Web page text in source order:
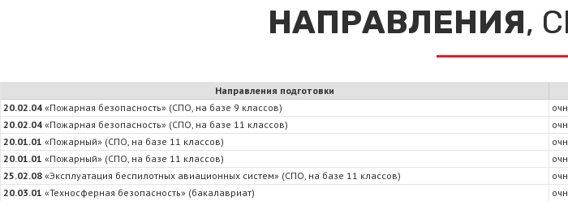
НАПРАВЛЕНИЯ,
Направления подготовки
20.02.04 «Пожарная безопасность» (СПО, на базе 9 классов)
20.02.04 «Пожарная безопасность» (СПО, на базе 11 классов)
20.01.01 «Пожарный» (СПО, на базе 11 классов)
20.01.01 «Пожарный» (СПО, на базе 11 классов)
25.02.08 «Эксплуатация беспилотных авиационных систем» (СПО, на базе 11 классов)
20.03.01 «Техносферная безопасность» (бакалавриат)